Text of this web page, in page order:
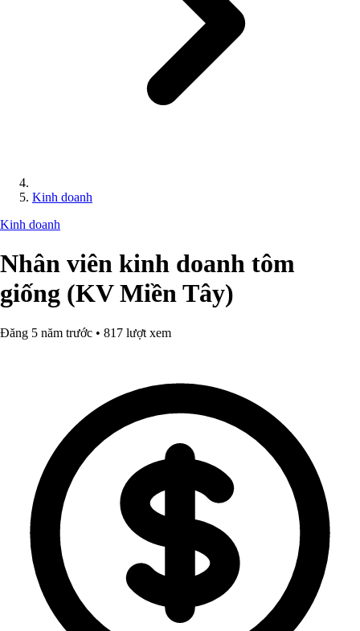
Kinh doanh
Kinh doanh
Nhân viên kinh doanh tôm
giống (KV Miền Tây)
Đăng 5 năm trước • 817 lượt xem